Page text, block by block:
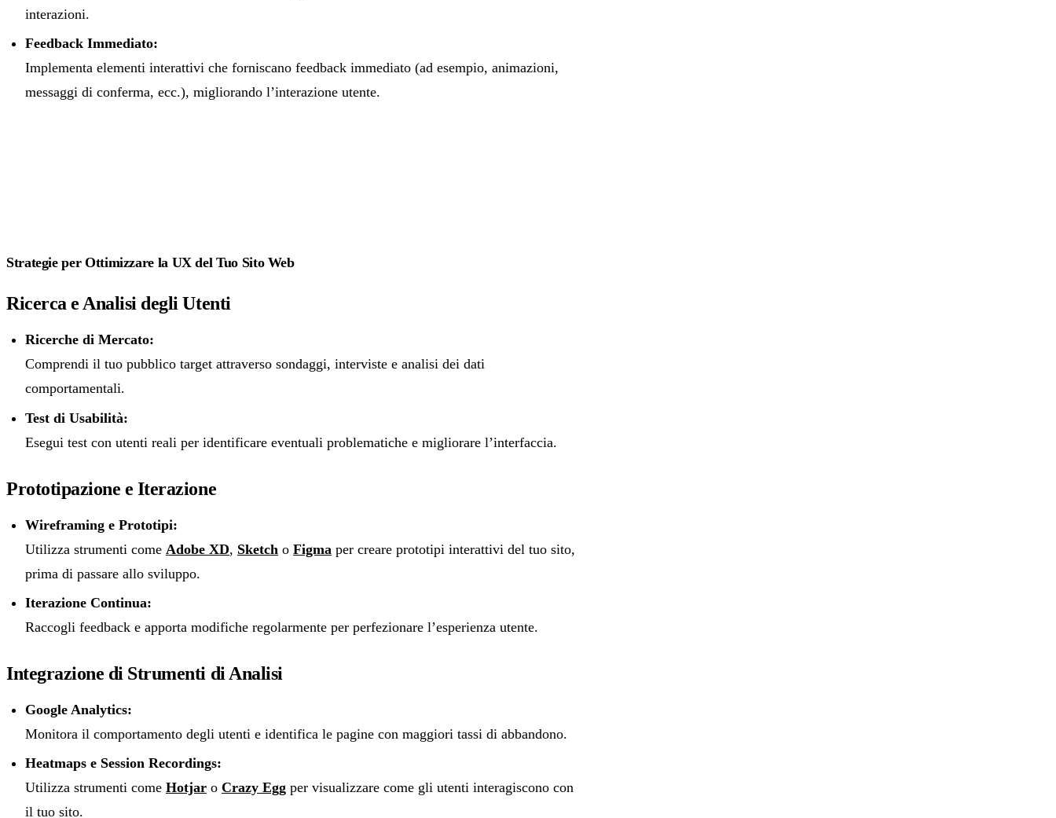
interazioni.
Feedback Immediato:
Implementa elementi interattivi che forniscano feedback immediato (ad esempio, animazioni,
messaggi di conferma, ecc.), migliorando l’interazione utente.
Strategie per Ottimizzare la UX del Tuo Sito Web
Ricerca e Analisi degli Utenti
Ricerche di Mercato:
Comprendi il tuo pubblico target attraverso sondaggi, interviste e analisi dei dati
comportamentali.
Test di Usabilità:
Esegui test con utenti reali per identificare eventuali problematiche e migliorare l’interfaccia.
Prototipazione e Iterazione
Wireframing e Prototipi:
Utilizza strumenti come Adobe XD, Sketch o Figma per creare prototipi interattivi del tuo sito,
prima di passare allo sviluppo.
Iterazione Continua:
Raccogli feedback e apporta modifiche regolarmente per perfezionare l’esperienza utente.
Integrazione di Strumenti di Analisi
Google Analytics:
Monitora il comportamento degli utenti e identifica le pagine con maggiori tassi di abbandono.
Heatmaps e Session Recordings:
Utilizza strumenti come Hotjar o Crazy Egg per visualizzare come gli utenti interagiscono con
il tuo sito.